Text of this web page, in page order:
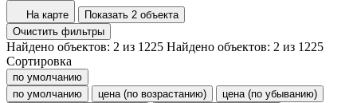
На карте
Показать 2 объекта
Очистить фильтры
Найдено объектов: 2 из 1225 Найдено объектов: 2 из 1225
Сортировка
по умолчанию
по умолчанию
цена (по возрастанию)
цена (по убыванию)